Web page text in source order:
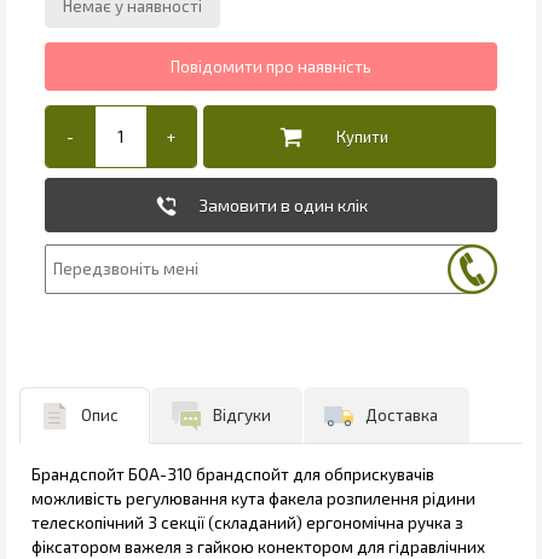
Замовити в один клік
Опис Відгуки Доставка
Брандспойт БОА-310 брандспойт для обприскувачів
можливість регулювання кута факела розпилення рідини
телескопічний 3 секції (складаний) ергономічна ручка з
фіксатором важеля з гайкою конектором для гідравлічних